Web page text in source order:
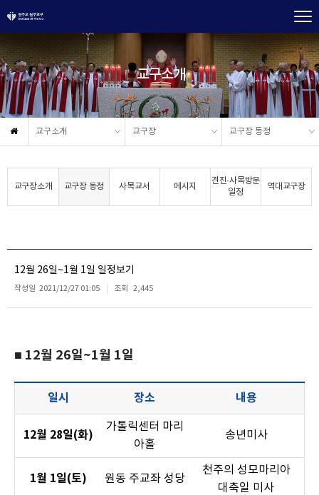
교구소개
교구소개 교구장 교구장 동정
교구장소개 교구장 동정 사목교서 메시지
견진·사목방문
일정
역대교구장
12월 26일~1월 1일 일정보기
작성일 2021/12/27 01:05 조회 2,445
■ 12월 26일~1월 1일
일시 장소 내용
12월 28일(화)
가톨릭센터 마리
아홀
송년미사
1월 1일(토) 원동 주교좌 성당
천주의 성모마리아
대축일 미사